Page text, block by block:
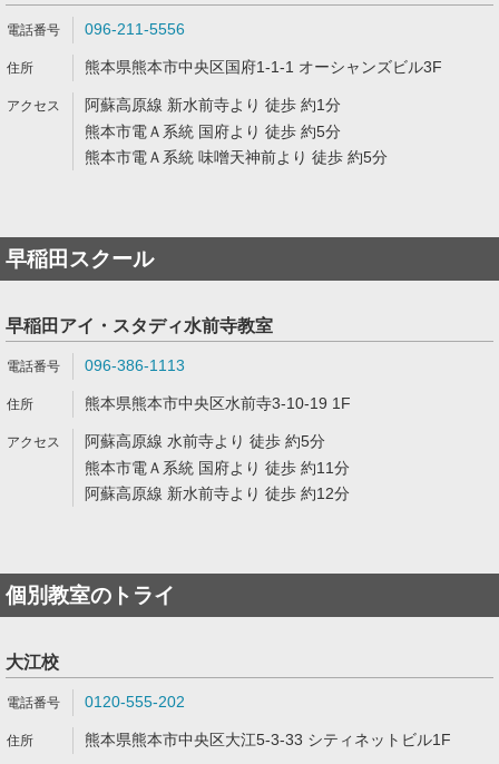
096-211-5556
熊本県熊本市中央区国府1-1-1 オーシャンズビル3F
阿蘇高原線 新水前寺より 徒歩 約1分
熊本市電Ａ系統 国府より 徒歩 約5分
熊本市電Ａ系統 味噌天神前より 徒歩 約5分
早稲田スクール
早稲田アイ・スタディ水前寺教室
096-386-1113
熊本県熊本市中央区水前寺3-10-19 1F
阿蘇高原線 水前寺より 徒歩 約5分
熊本市電Ａ系統 国府より 徒歩 約11分
阿蘇高原線 新水前寺より 徒歩 約12分
個別教室のトライ
大江校
0120-555-202
熊本県熊本市中央区大江5-3-33 シティネットビル1F